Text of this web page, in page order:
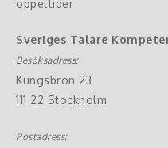
öppettider
Sveriges Talare
Besöksadress:
Kungsbron 23
111 22 Stockholm
Postadress: